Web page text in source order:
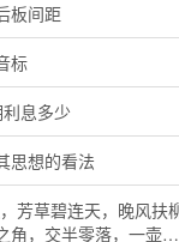
板间距
标
息多少
思想的看法
芳草碧连天，晚风扶
角，交半零落，一壶…